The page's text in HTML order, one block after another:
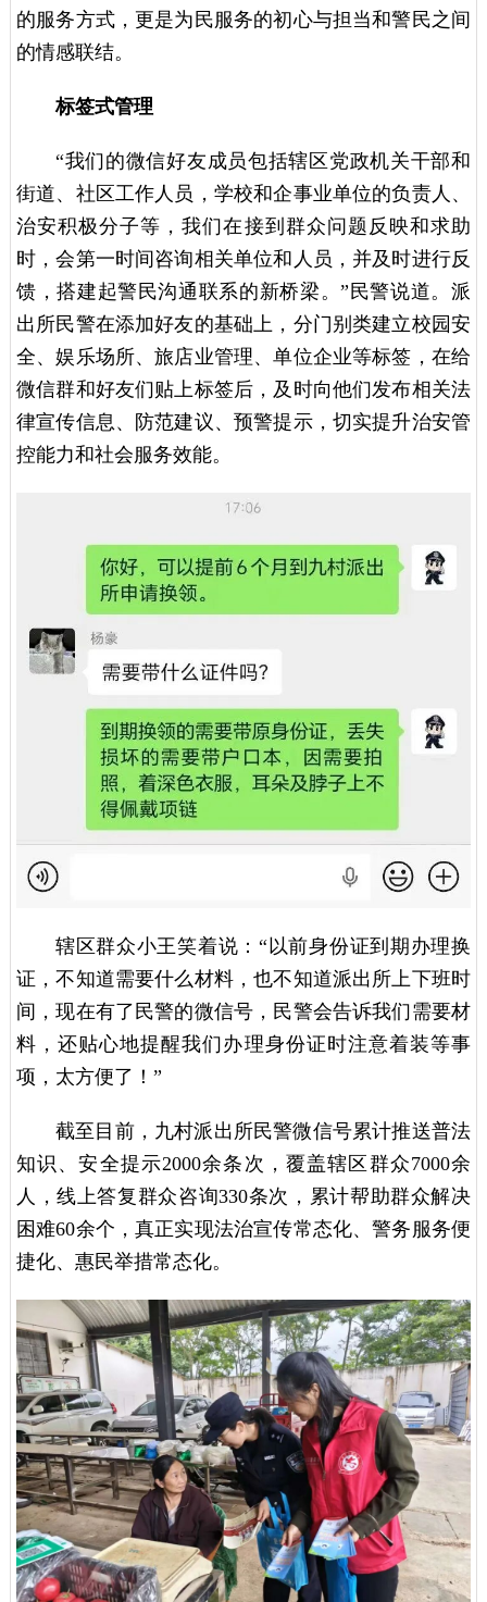
的服务方式，更是为民服务的初心与担当和警民之间
的情感联结。
标签式管理
“我们的微信好友成员包括辖区党政机关干部和
街道、社区工作人员，学校和企事业单位的负责人、
治安积极分子等，我们在接到群众问题反映和求助
时，会第一时间咨询相关单位和人员，并及时进行反
馈，搭建起警民沟通联系的新桥梁。”民警说道。派
出所民警在添加好友的基础上，分门别类建立校园安
全、娱乐场所、旅店业管理、单位企业等标签，在给
微信群和好友们贴上标签后，及时向他们发布相关法
律宣传信息、防范建议、预警提示，切实提升治安管
控能力和社会服务效能。
辖区群众小王笑着说：“以前身份证到期办理换
证，不知道需要什么材料，也不知道派出所上下班时
间，现在有了民警的微信号，民警会告诉我们需要材
料，还贴心地提醒我们办理身份证时注意着装等事
项，太方便了！”
截至目前，九村派出所民警微信号累计推送普法
知识、安全提示2000余条次，覆盖辖区群众7000余
人，线上答复群众咨询330条次，累计帮助群众解决
困难60余个，真正实现法治宣传常态化、警务服务便
捷化、惠民举措常态化。